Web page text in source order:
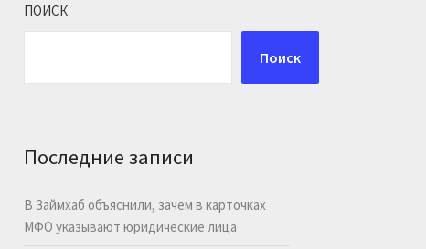
ПОИСК
Поиск
Последние записи
В Займхаб объяснили, зачем в карточках
МФО указывают юридические лица